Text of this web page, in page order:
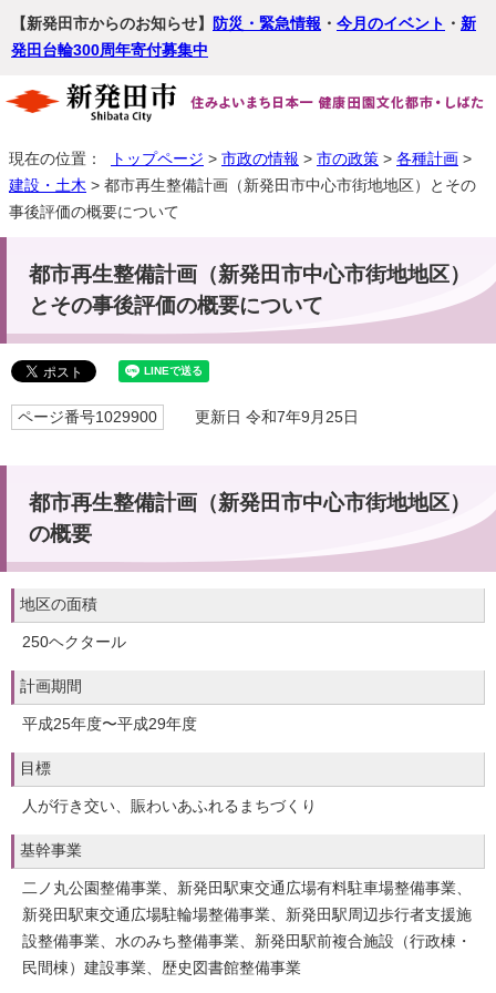
【新発田市からのお知らせ】 防災・緊急情報 ・ 今月のイベント ・ 新
発田台輪300周年寄付募集中
現在の位置： トップページ > 市政の情報 > 市の政策 > 各種計画 >
建設・土木 > 都市再生整備計画（新発田市中心市街地地区）とその
事後評価の概要について
都市再生整備計画（新発田市中心市街地地区）
とその事後評価の概要について
ページ番号1029900 更新日 令和7年9月25日
都市再生整備計画（新発田市中心市街地地区）
の概要
地区の面積
250ヘクタール
計画期間
平成25年度〜平成29年度
目標
人が行き交い、賑わいあふれるまちづくり
基幹事業
二ノ丸公園整備事業、新発田駅東交通広場有料駐車場整備事業、
新発田駅東交通広場駐輪場整備事業、新発田駅周辺歩行者支援施
設整備事業、水のみち整備事業、新発田駅前複合施設（行政棟・
民間棟）建設事業、歴史図書館整備事業